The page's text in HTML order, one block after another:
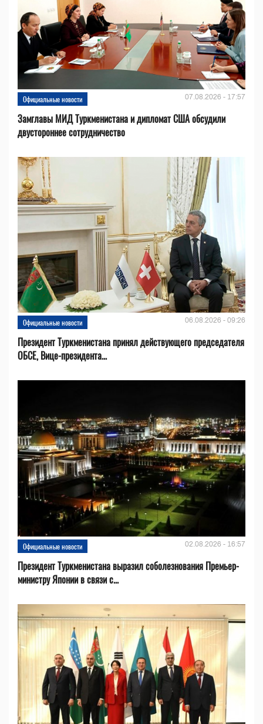
Официальные новости 07.08.2026 - 17:57
Замглавы МИД Туркменистана и дипломат США обсудили
двустороннее сотрудничество
Официальные новости 06.08.2026 - 09:26
Президент Туркменистана принял действующего председателя
ОБСЕ, Вице-президента...
Официальные новости 02.08.2026 - 16:57
Президент Туркменистана выразил соболезнования Премьер-
министру Японии в связи с...